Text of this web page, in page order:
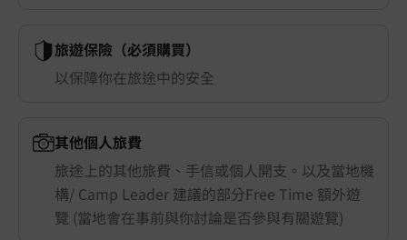
旅遊保險（必須購買）
以保障你在旅途中的安全
其他個人旅費
旅途上的其他旅費、手信或個人開支。以及當地機
構/ Camp Leader 建議的部分Free Time 額外遊
覽 (當地會在事前與你討論是否參與有關遊覽)